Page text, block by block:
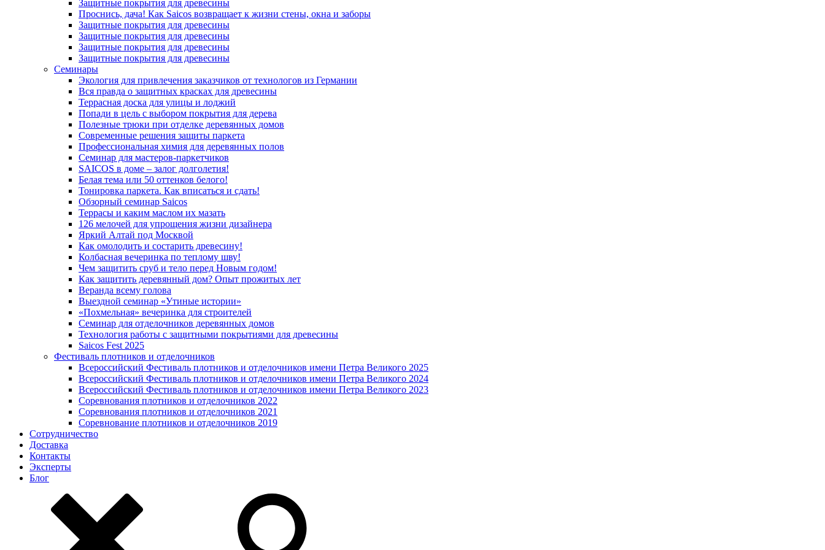
Защитные покрытия для древесины
Проснись, дача! Как Saicos возвращает к жизни стены, окна и заборы
Защитные покрытия для древесины
Защитные покрытия для древесины
Защитные покрытия для древесины
Защитные покрытия для древесины
Семинары
Экология для привлечения заказчиков от технологов из Германии
Вся правда о защитных красках для древесины
Террасная доска для улицы и лоджий
Попади в цель с выбором покрытия для дерева
Полезные трюки при отделке деревянных домов
Современные решения защиты паркета
Профессиональная химия для деревянных полов
Семинар для мастеров-паркетчиков
SAICOS в доме – залог долголетия!
Белая тема или 50 оттенков белого!
Тонировка паркета. Как вписаться и сдать!
Обзорный семинар Saicos
Террасы и каким маслом их мазать
126 мелочей для упрощения жизни дизайнера
Яркий Алтай под Москвой
Как омолодить и состарить древесину!
Колбасная вечеринка по теплому шву!
Чем защитить сруб и тело перед Новым годом!
Как защитить деревянный дом? Опыт прожитых лет
Веранда всему голова
Выездной семинар «Утиные истории»
«Похмельная» вечеринка для строителей
Семинар для отделочников деревянных домов
Технология работы с защитными покрытиями для древесины
Saicos Fest 2025
Фестиваль плотников и отделочников
Всероссийский Фестиваль плотников и отделочников имени Петра Великого 2025
Всероссийский Фестиваль плотников и отделочников имени Петра Великого 2024
Всероссийский Фестиваль плотников и отделочников имени Петра Великого 2023
Соревнования плотников и отделочников 2022
Соревнования плотников и отделочников 2021
Соревнование плотников и отделочников 2019
Сотрудничество
Доставка
Контакты
Эксперты
Блог